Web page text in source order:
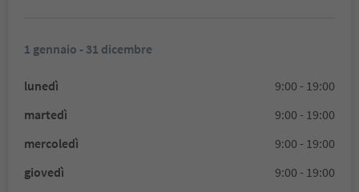
1 gennaio - 31 dicembre
lunedì
9:00 - 19:00
martedì
9:00 - 19:00
mercoledì
9:00 - 19:00
giovedì
9:00 - 19:00